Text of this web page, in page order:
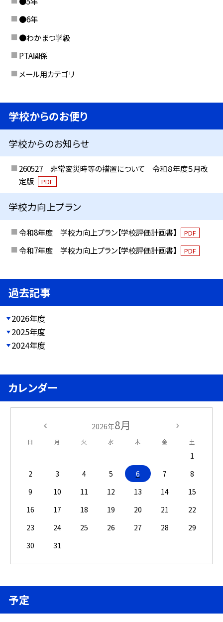
●6年
●わかまつ学級
PTA関係
メール用カテゴリ
学校からのお便り
学校からのお知らせ
260527 非常変災時等の措置について 令和８年度５月改
定版
PDF
学校力向上プラン
令和8年度 学校力向上プラン【学校評価計画書】 PDF
令和7年度 学校力向上プラン【学校評価計画書】 PDF
過去記事
2026年度
2025年度
2024年度
カレンダー
2026年8月
日 月 火 水 木 金 土
1
2
3 4 5 6 7
8
9
10 11 12 13 14
15
16
17 18 19 20 21
22
23
24 25 26 27 28
29
30
31
予定